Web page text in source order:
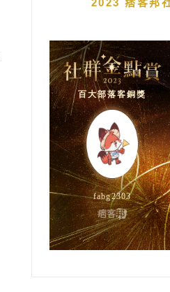
2023 痞客邦